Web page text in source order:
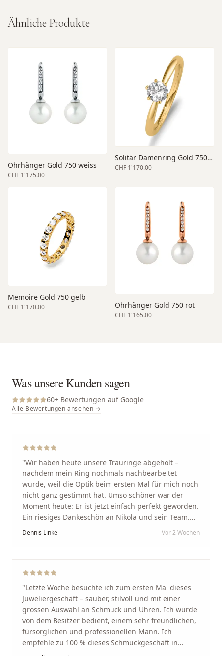
Ähnliche Produkte
Ohrhänger Gold 750 weiss
CHF 1'175.00
Solitär Damenring Gold 750 gelb
CHF 1'170.00
Memoire Gold 750 gelb
CHF 1'170.00 Ohrhänger Gold 750 rot
CHF 1'165.00
Was unsere Kunden sagen
60+ Bewertungen auf Google
Alle Bewertungen ansehen →
"Wir haben heute unsere Trauringe abgeholt –
nachdem mein Ring nochmals nachbearbeitet
wurde, weil die Optik beim ersten Mal für mich noch
nicht ganz gestimmt hat. Umso schöner war der
Moment heute: Er ist jetzt einfach perfekt geworden.
Ein riesiges Dankeschön an Nikola und sein Team.
Vom ersten Termin an wurden wir jedes Mal
Arbeit und seine Kunden wirklich am Herzen liegen.
Wer Unikate, handwerkliche Qualität, persönlichen
Service und echte Herzlichkeit schätzt, ist hier genau
richtig.
Dennis Linke Vor 2 Wochen
"Letzte Woche besuchte ich zum ersten Mal dieses
Juweliergeschäft – sauber, stilvoll und mit einer
grossen Auswahl an Schmuck und Uhren. Ich wurde
von dem Besitzer bedient, einem sehr freundlichen,
fürsorglichen und professionellen Mann. Ich
empfehle zu 100 % dieses Schmuckgeschäft in
Schaffhausen. Ich selbst war sehr zufrieden und